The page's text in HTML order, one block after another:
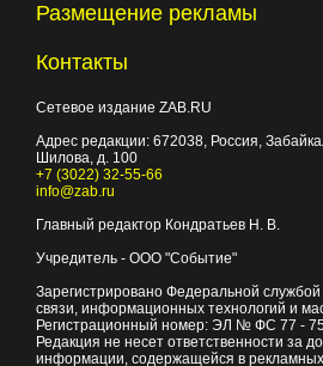
Размещение рекламы
Контакты
Сетевое издание ZAB.RU
Адрес редакции: 672038, Россия,
Шилова, д. 100
+7 (3022) 32-55-66
info@zab.ru
Главный редактор Кондратьев Н. В.
Учредитель - ООО "Событие"
Зарегистрировано Федеральной
связи, информационных технологий и
Регистрационный номер: ЭЛ № ФС 77 -
Редакция не несет ответственности за
информации, содержащейся в